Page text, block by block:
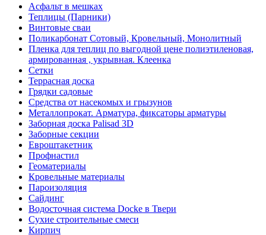
Асфальт в мешках
Теплицы (Парники)
Винтовые сваи
Поликарбонат Сотовый, Кровельный, Монолитный
Пленка для теплиц по выгодной цене полиэтиленовая,
армированная , укрывная. Клеенка
Сетки
Террасная доска
Грядки садовые
Средства от насекомых и грызунов
Металлопрокат. Арматура, фиксаторы арматуры
Заборная доска Palisad 3D
Заборные секции
Евроштакетник
Профнастил
Геоматериалы
Кровельные материалы
Пароизоляция
Сайдинг
Водосточная система Docke в Твери
Сухие строительные смеси
Кирпич